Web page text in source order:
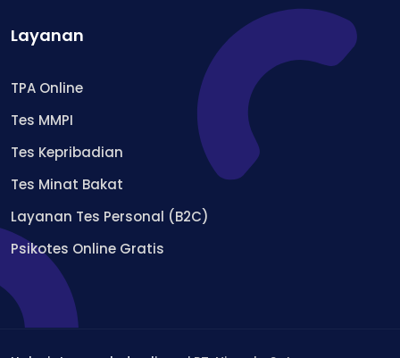
Layanan
TPA Online
Tes MMPI
Tes Kepribadian
Tes Minat Bakat
Layanan Tes Personal (B2C)
Psikotes Online Gratis